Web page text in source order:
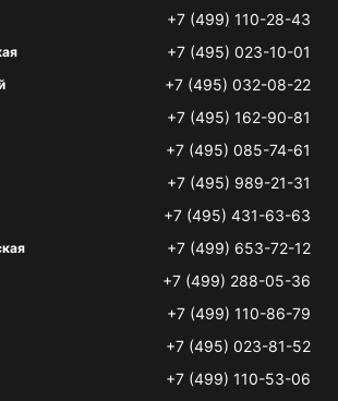
+7 (499) 110-28-43
+7 (495) 023-10-01
+7 (495) 032-08-22
+7 (495) 162-90-81
+7 (495) 085-74-61
+7 (495) 989-21-31
+7 (495) 431-63-63
+7 (499) 653-72-12
+7 (499) 288-05-36
+7 (499) 110-86-79
+7 (495) 023-81-52
+7 (499) 110-53-06